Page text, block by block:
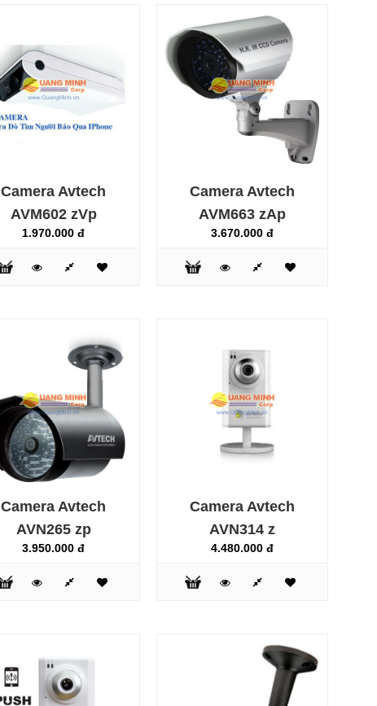
Thông số kỹ thuật:CAMERA THÂN MÀU AVTECH
AVC412ZAPCảm biến hình ảnh: 1/3' HR color CCD image
sensor with SONY Effio-E DSPĐộ phân giải siêu cao lên
đến 600 TV lineSố Pixel: 771(H) x 492(V) / 753(H) x
582(V)Loại Ống kính tương thích: CS MountKỹ thuật nén
trôi màu CRS (Color Rolling Suppress): Chống thay đổi
xứ hàng hóa và chứng nhận chất lượng sản phẩm đầy
đủ Camera hồng
ngoại quan sát ngày đêm Avtech AVC462 zBp là sản
phẩm rất được ư..
AVTECH là thương hiệu hàng đầu của Đài Loan trong
lĩnh vực camera giám sát, các sản phẩm của AVTECH về
tới thị trường Việt Nam đều có giấy tờ chứng nhận xuất
đủ
Camera Avtech
AVM602 zVp
1.970.000 đ
Camera Avtech
AVM663 zAp
3.670.000 đ
Camera Avtech
AVN265 zp
3.950.000 đ
Camera Avtech
AVN314 z
4.480.000 đ